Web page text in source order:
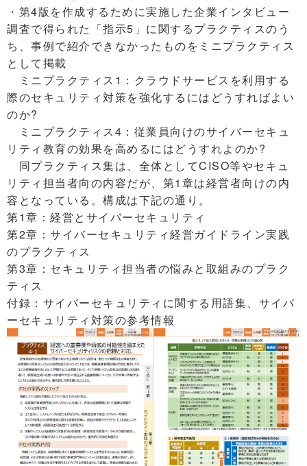
・第4版を作成するために実施した企業インタビュー
調査で得られた「指示5」に関するプラクティスのう
ち、事例で紹介できなかったものをミニプラクティス
として掲載
ミニプラクティス1：クラウドサービスを利用する
際のセキュリティ対策を強化するにはどうすればよい
のか?
ミニプラクティス4：従業員向けのサイバーセキュ
リティ教育の効果を高めるにはどうすれよのか?
同プラクティス集は、全体としてCISO等やセキュ
リティ担当者向の内容だが、第1章は経営者向けの内
容となっている。構成は下記の通り。
第1章：経営とサイバーセキュリティ
第2章：サイバーセキュリティ経営ガイドライン実践
のプラクティス
第3章：セキュリティ担当者の悩みと取組みのプラク
ティス
付録：サイバーセキュリティに関する用語集、サイバ
ーセキュリティ対策の参考情報